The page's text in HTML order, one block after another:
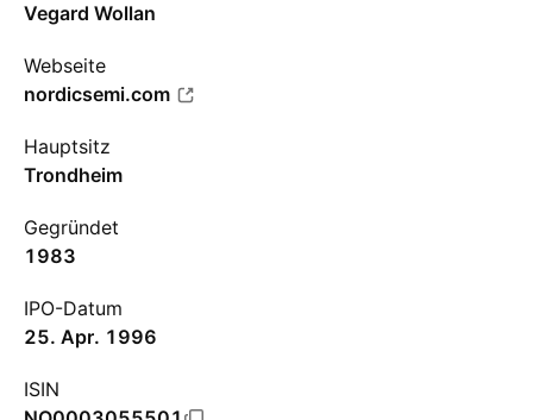
Vegard Wollan
Webseite
nordicsemi.com
Hauptsitz
Trondheim
Gegründet
1983
IPO-Datum
25. Apr. 1996
ISIN